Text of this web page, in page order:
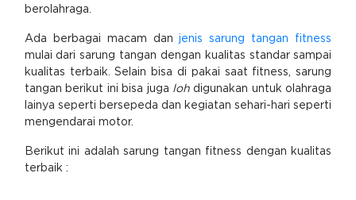
berolahraga.
Ada berbagai macam dan jenis sarung tangan fitness
mulai dari sarung tangan dengan kualitas standar sampai
kualitas terbaik. Selain bisa di pakai saat fitness, sarung
tangan berikut ini bisa juga loh digunakan untuk olahraga
lainya seperti bersepeda dan kegiatan sehari-hari seperti
mengendarai motor.
Berikut ini adalah sarung tangan fitness dengan kualitas
terbaik :